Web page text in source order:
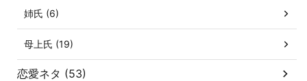
姉氏 (6)
母上氏 (19)
恋愛ネタ (53)